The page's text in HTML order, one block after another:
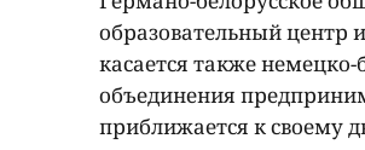
образовательный центр
касается также
объединения
приближается к своему